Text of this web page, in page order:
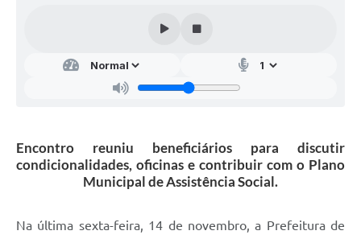
Encontro reuniu beneficiários para discutir
condicionalidades, oficinas e contribuir com o Plano
Municipal de Assistência Social.
Na última sexta-feira, 14 de novembro, a Prefeitura de